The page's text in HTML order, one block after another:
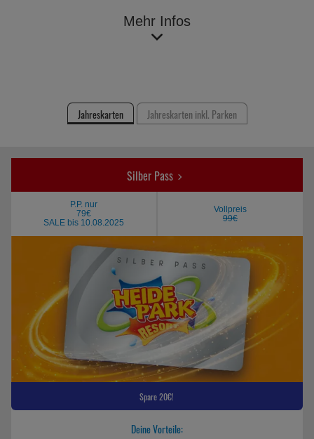
Merlin Abenteuer-Pass
Alle Jahreskarten entdecken
Mehr Infos
Jahreskarten Jahreskarten inkl. Parken
Silber Pass
P.P. nur
79€
SALE bis 10.08.2025
Vollpreis
99€
Spare 20€!
Deine Vorteile: